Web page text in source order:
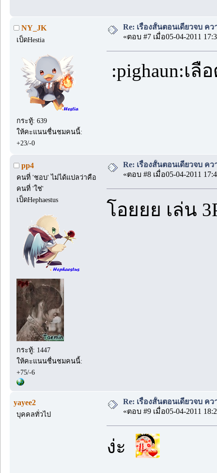
NY_JK
เป็ดHestia
กระทู้: 639
ให้คะแนนชื่นชมคนนี้:
+23/-0
Re: เรื่องสั้นตอนเดียวจบ ค
«ตอบ #7 เมื่อ05-04-2011
:pighaun:เ
pp4
คนที่ 'ชอบ' ไม่ได้แปลว่าคือ
คนที่ 'ใช่'
เป็ดHephaestus
กระทู้: 1447
ให้คะแนนชื่นชมคนนี้:
+75/-6
Re: เรื่องสั้นตอนเดียวจบ ค
«ตอบ #8 เมื่อ05-04-2011
โอยยย เล่น
yayee2
บุคคลทั่วไป
Re: เรื่องสั้นตอนเดียวจบ ค
«ตอบ #9 เมื่อ05-04-2011
ง่ะ